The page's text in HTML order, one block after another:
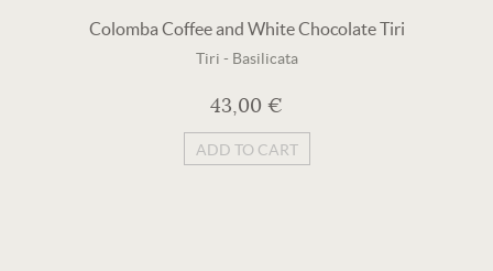
Colomba Coffee and White Chocolate Tiri
Tiri - Basilicata
43,00 €
ADD TO CART